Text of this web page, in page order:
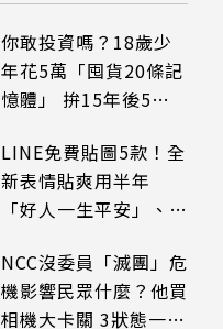
你敢投資嗎？18歲少
年花5萬「囤貨20條記
憶體」 拚15年後5倍
LINE免費貼圖5款！全
新表情貼爽用半年
「好人一生平安」、
NCC沒委員「滅團」危
機影響民眾什麼？他買
相機大卡關 3狀態一同